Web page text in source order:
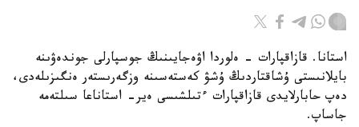
استانا. قازاقپارات - ەلوردا اۋەجايىنىڭ جوسپارلى جوندەۋىنە
بايلانىستى ۇشاقتاردىڭ ۇشۋ كەستەسىنە وزگەرىستەر ەنگىزىلەدى،
دەپ حابارلايدى قازاقپارات ءتىلشىسى ەير- استاناعا سىلتەمە
جاساپ.